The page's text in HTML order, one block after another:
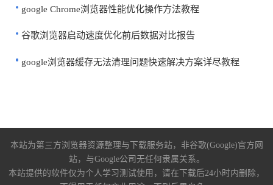
google Chrome浏览器性能优化操作方法教程
谷歌浏览器启动速度优化前后数据对比报告
google浏览器缓存无法清理问题快速解决方案详尽教程
本站为第三方浏览器资源整理与下载服务站，非谷歌(Google)官方网
站，与Google公司无任何隶属关系。
本站提供的软件仅为个人学习测试使用，请在下载后24小时内删除，